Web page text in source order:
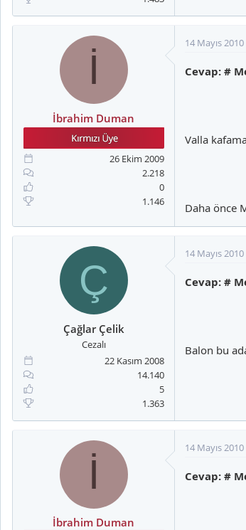
forma
kupalı
isim-
İ
İbrahim Duman
26 Ekim 2009
2.218
0
1.146
14 Mayıs 2010
Cevap: #
Valla
Daha önce
Ç
Çağlar Çelik
Cezalı
22 Kasım 2008
14.140
5
1.363
14 Mayıs 2010
Cevap: #
Balon bu
İ
İbrahim Duman
14 Mayıs 2010
Cevap: #